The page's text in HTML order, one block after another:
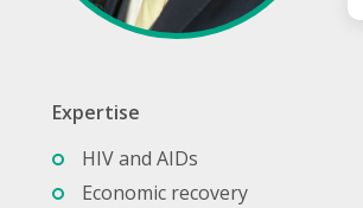
Expertise
HIV and AIDs
Economic recovery